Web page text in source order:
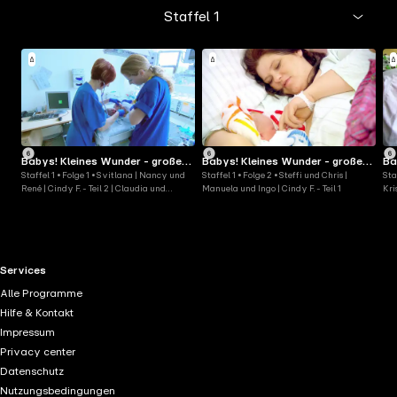
Staffel 1
Babys! Kleines Wunder - großes
Glück
Staffel 1 • Folge 1 • Svitlana | Nancy und
René | Cindy F. - Teil 2 | Claudia und
Babys! Kleines Wunder - großes
Glück
Staffel 1 • Folge 2 • Steffi und Chris |
Manuela und Ingo | Cindy F. - Teil 1
RTL+ useful links.
Services
Alle Programme
Hilfe & Kontakt
Impressum
Privacy center
Datenschutz
Nutzungsbedingungen